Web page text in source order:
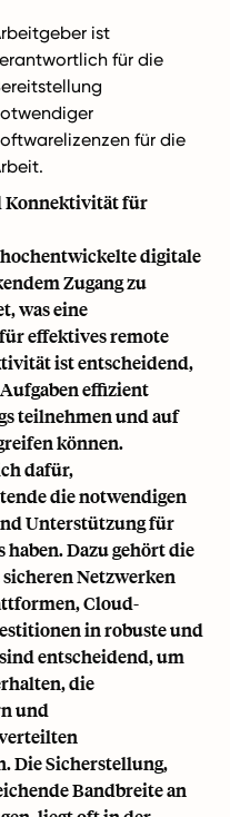
ist
für die
für die
Konnektivität für
digitale
Zugang zu
was eine
effektives remote
ist entscheidend,
effizient
teilnehmen und auf
können.
dafür,
die notwendigen
Unterstützung für
haben. Dazu gehört die
Netzwerken
Cloud-
in robuste und
entscheidend, um
die
und
Die Sicherstellung,
Bandbreite an